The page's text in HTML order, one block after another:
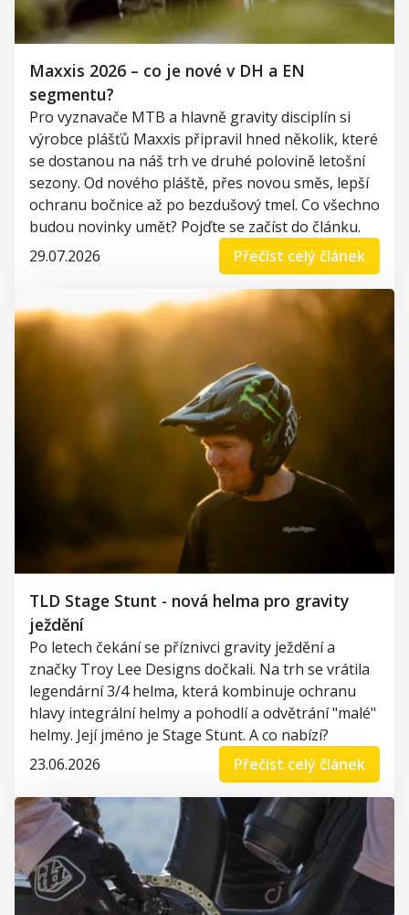
Maxxis 2026 – co je nové v DH a EN
segmentu?
Pro vyznavače MTB a hlavně gravity disciplín si
výrobce plášťů Maxxis připravil hned několik, které
se dostanou na náš trh ve druhé polovině letošní
sezony. Od nového pláště, přes novou směs, lepší
ochranu bočnice až po bezdušový tmel. Co všechno
budou novinky umět? Pojďte se začíst do článku.
29.07.2026
Přečíst celý článek
TLD Stage Stunt - nová helma pro gravity
ježdění
Po letech čekání se příznivci gravity ježdění a
značky Troy Lee Designs dočkali. Na trh se vrátila
legendární 3/4 helma, která kombinuje ochranu
hlavy integrální helmy a pohodlí a odvětrání "malé"
helmy. Její jméno je Stage Stunt. A co nabízí?
23.06.2026
Přečíst celý článek